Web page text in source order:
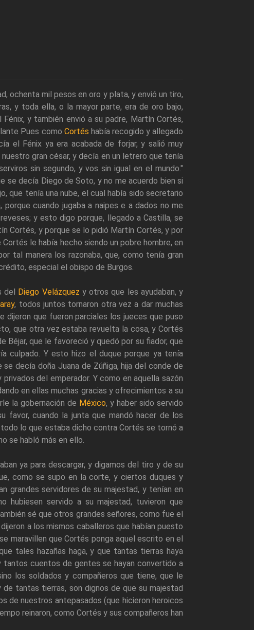
ochenta mil pesos en oro y plata, y envió un tiro,
y toda ella, o la mayor parte, era de oro bajo,
y también envió a su padre, Martín Cortés,
Pues como Cortés había recogido y allegado
el Fénix ya era acabada de forjar, y salió muy
gran césar, y decía en un letrero que tenía
sin segundo, y vos sin igual en el mundo."
se decía Diego de Soto, y no me acuerdo bien si
que tenía una nube, el cual había sido secretario
cuando jugaba a naipes e a dados no me
y esto digo porque, llegado a Castilla, se
Cortés, y porque se lo pidió Martín Cortés, y por
le había hecho siendo un pobre hombre, en
tal manera los razonaba, que, como tenía gran
especial el obispo de Burgos.
del Diego Velázquez y otros que les ayudaban, y
, todos juntos tornaron otra vez a dar muchas
que fueron parciales los jueces que puso
que otra vez estaba revuelta la cosa, y Cortés
Béjar, que le favoreció y quedó por su fiador, que
culpado. Y esto hizo el duque porque ya tenía
decía doña Juana de Zúñiga, hija del conde de
del emperador. Y como en aquella sazón
en ellas muchas gracias y ofrecimientos a su
la gobernación de México, y haber sido servido
favor, cuando la junta que mandó hacer de los
lo que estaba dicho contra Cortés se tornó a
se habló más en ello.
ya para descargar, y digamos del tiro y de su
como se supo en la corte, y ciertos duques y
grandes servidores de su majestad, y tenían en
hubiesen servido a su majestad, tuvieron que
sé que otros grandes señores, como fue el
a los mismos caballeros que habían puesto
maravillen que Cortés ponga aquel escrito en el
tales hazañas haga, y que tantas tierras haya
tantos cuentos de gentes se hayan convertido a
los soldados y compañeros que tiene, que le
tantas tierras, son dignos de que su majestad
de nuestros antepasados (que hicieron heroicos
reinaron, como Cortés y sus compañeros han